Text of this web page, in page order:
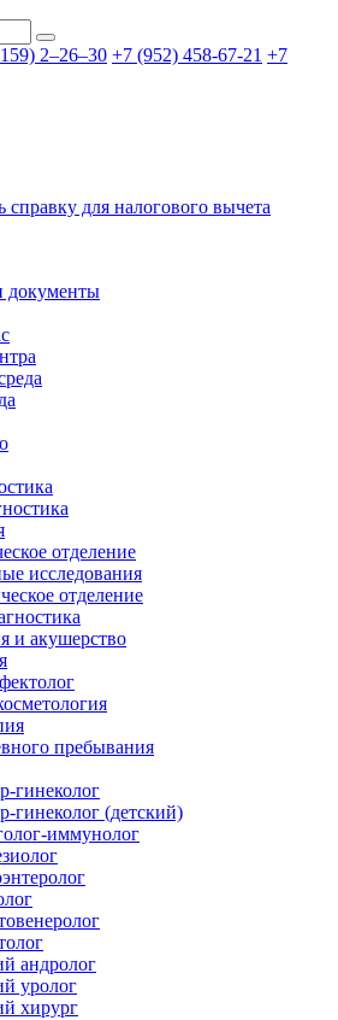
2–26–30 +7 (952) 458-67-21 +7
справку для налогового вычета
документы
отделение
исследования
отделение
и акушерство
пребывания
гинеколог
гинеколог (детский)
иммунолог
андролог
уролог
хирург